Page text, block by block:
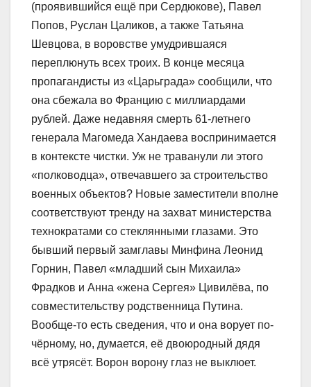
(проявившийся ещё при Сердюкове), Павел
Попов, Руслан Цаликов, а также Татьяна
Шевцова, в воровстве умудрившаяся
переплюнуть всех троих. В конце месяца
пропагандисты из «Царьграда» сообщили, что
она сбежала во Францию с миллиардами
рублей. Даже недавняя смерть 61-летнего
генерала Магомеда Хандаева воспринимается
в контексте чистки. Уж не траванули ли этого
«полководца», отвечавшего за строительство
военных объектов? Новые заместители вполне
соответствуют тренду на захват министерства
технократами со стеклянными глазами. Это
бывший первый замглавы Минфина Леонид
Горнин, Павел «младший сын Михаила»
Фрадков и Анна «жена Сергея» Цивилёва, по
совместительству родственница Путина.
Вообще-то есть сведения, что и она ворует по-
чёрному, но, думается, её двоюродный дядя
всё утрясёт. Ворон ворону глаз не выклюет.